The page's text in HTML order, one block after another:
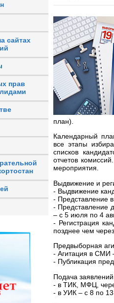
сайтах
прав
план).
Календарный
все этапы
списков
отчетов
мероприятия.
Выдвижение и
- Выдвижение
- Представление
- Представление
– с 5 июля по 4
- Регистрация
позднее чем
Предвыборная
- Агитация в СМИ
- Публикация
Подача
- в ТИК, МФЦ,
- в УИК – с 8 по